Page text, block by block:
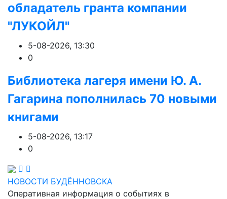
обладатель гранта компании
"ЛУКОЙЛ"
5-08-2026, 13:30
0
Библиотека лагеря имени Ю. А.
Гагарина пополнилась 70 новыми
книгами
5-08-2026, 13:17
0
НОВОСТИ БУДЁННОВСКА
Оперативная информация о событиях в